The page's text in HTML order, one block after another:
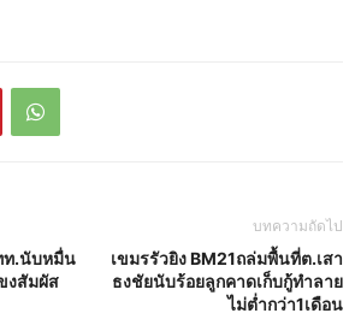
ท.นับหมื่น
งสัมผัส
บทความถัดไป
เขมรรัวยิง BM21ถล่มพื้นที่ต.เสา
ธงชัยนับร้อยลูกคาดเก็บกู้ทำลาย
ไม่ต่ำกว่า1เดือน